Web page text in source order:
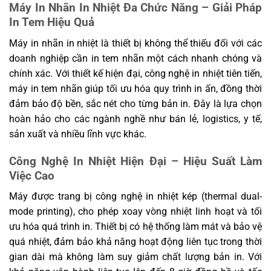
Kích thước hộp (cm) 54.5 × 38.5 × 49.5
Trọng lượng đóng gói
Số lượng / hộp 4 chiếc
Độ bền đầu in (Print
head reliability)
50 km chiều dài in
Chứng nhận CCC, RoHS, SRRC
Máy In Nhãn In Nhiệt Đa Chức Năng – Giải Pháp
In Tem Hiệu Quả
Máy in nhãn in nhiệt là thiết bị không thể thiếu đối với các
doanh nghiệp cần in tem nhãn một cách nhanh chóng và
chính xác. Với thiết kế hiện đại, công nghệ in nhiệt tiên tiến,
máy in tem nhãn giúp tối ưu hóa quy trình in ấn, đồng thời
đảm bảo độ bền, sắc nét cho từng bản in. Đây là lựa chọn
hoàn hảo cho các ngành nghề như bán lẻ, logistics, y tế,
sản xuất và nhiều lĩnh vực khác.
Công Nghệ In Nhiệt Hiện Đại – Hiệu Suất Làm
Việc Cao
Máy được trang bị công nghệ in nhiệt kép (thermal dual-
mode printing), cho phép xoay vòng nhiệt linh hoạt và tối
ưu hóa quá trình in. Thiết bị có hệ thống làm mát và bảo vệ
quá nhiệt, đảm bảo khả năng hoạt động liên tục trong thời
gian dài mà không làm suy giảm chất lượng bản in. Với